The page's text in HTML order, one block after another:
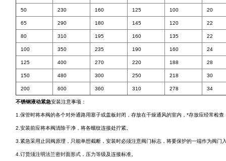
50 230 160 125 100 20
65 290 180 145 120 22
80 310 195 160 135 22
100 350 235 190 160 24
125 400 270 220 188 28
150 480 300 250 218 30
200 600 360 310 278 34
不锈钢液动紧急安装注意事项：
1.保管时将本阀的各个对外通路用塞子或盖板封闭，存放在干燥通风的室内，*存放应经常检
2.安装前应将本阀清除干净，将各螺纹连接处拧紧。
3.紧急采用止回阀原理，只能单想截断，安装时必须注意阀门标志，将要保护的一端作为阀门
4.订货须注明法兰密封面形式，压力等级及连接标准。